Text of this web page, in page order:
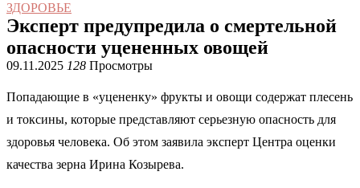
ЗДОРОВЬЕ
Эксперт предупредила о смертельной
опасности уцененных овощей
09.11.2025 128 Просмотры
Попадающие в «уцененку» фрукты и овощи содержат плесень
и токсины, которые представляют серьезную опасность для
здоровья человека. Об этом заявила эксперт Центра оценки
качества зерна Ирина Козырева.